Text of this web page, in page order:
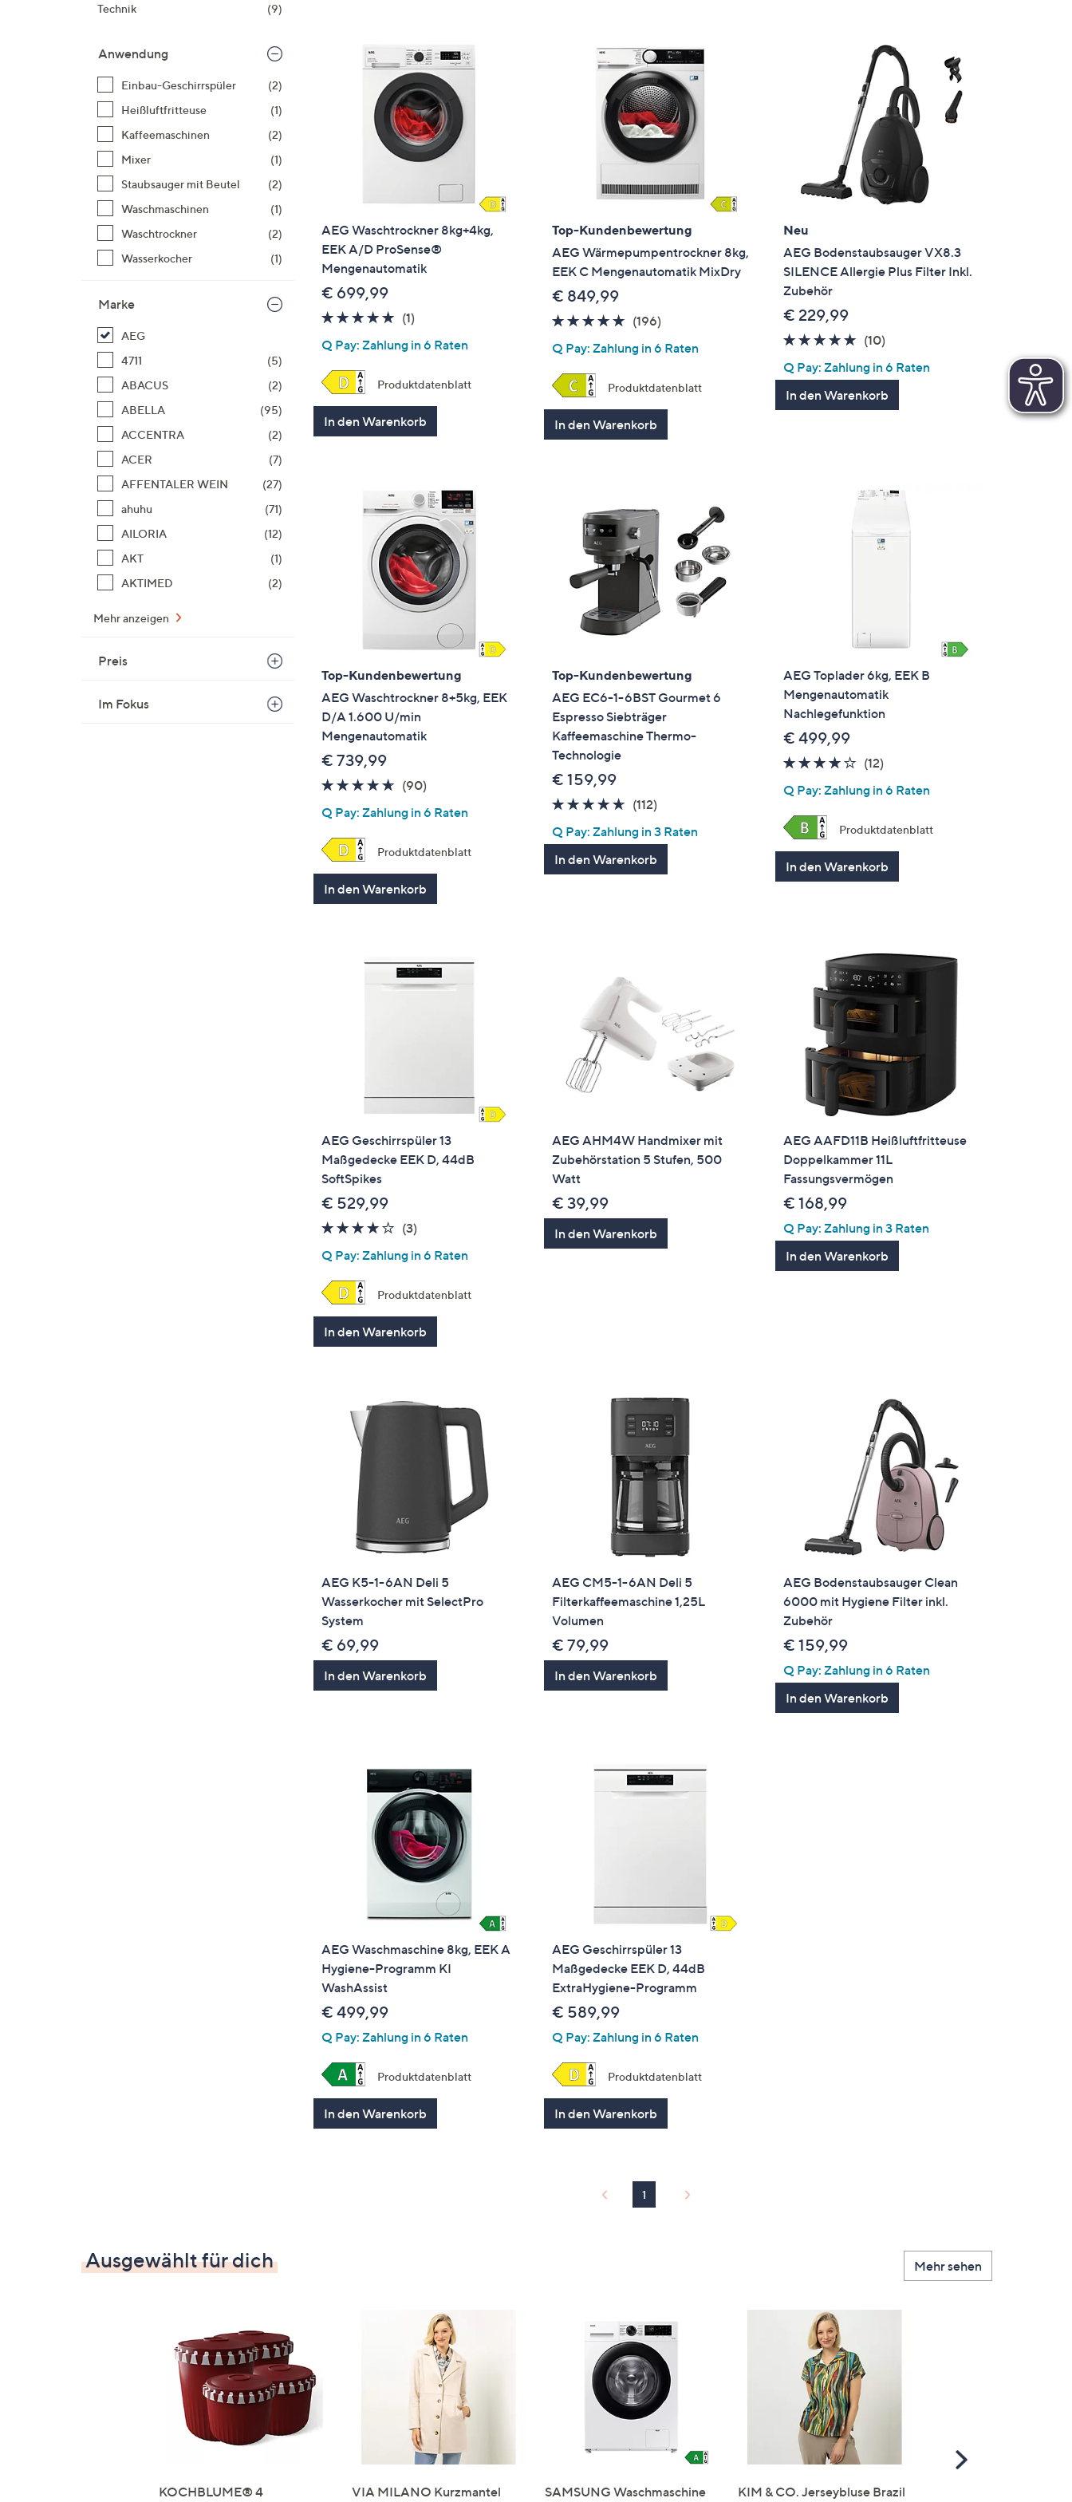
Touch-
Geräten
rechts,
Technik
(9)
Anwendung
Einbau-Geschirrspüler
(2)
Heißluftfritteuse
(1)
Kaffeemaschinen
(2)
Mixer
(1)
Staubsauger mit Beutel
(2)
Waschmaschinen
(1)
Waschtrockner
(2)
Wasserkocher
(1)
Marke
AEG
4711
(5)
ABACUS
(2)
ABELLA
(95)
ACCENTRA
(2)
ACER
(7)
AFFENTALER WEIN
(27)
ahuhu
(71)
AILORIA
(12)
AKT
(1)
AKTIMED
(2)
Mehr anzeigen
Preis
Im Fokus
AEG Waschtrockner 8kg+4kg,
EEK A/D ProSense®
Mengenautomatik
€ 699,99
5.0
5
(1)1
Q Pay: Zahlung in 6 Raten
Produktdatenblatt
In den Warenkorb
Top-Kundenbewertung
AEG Wärmepumpentrockner 8kg,
EEK C Mengenautomatik MixDry
€ 849,99
4.8
5
(196)
Q Pay: Zahlung in 6 Raten
Produktdatenblatt
In den Warenkorb
Neu
AEG Bodenstaubsauger VX8.3
SILENCE Allergie Plus Filter Inkl.
Zubehör
€ 229,99
4.7
5
(10)
Q Pay: Zahlung in 6 Raten
In den Warenkorb
Top-Kundenbewertung
AEG Waschtrockner 8+5kg, EEK
D/A 1.600 U/min
Mengenautomatik
€ 739,99
4.6
5
(90)90
Q Pay: Zahlung in 6 Raten
Produktdatenblatt
In den Warenkorb
Top-Kundenbewertung
AEG EC6-1-6BST Gourmet 6
Espresso Siebträger
Kaffeemaschine Thermo-
Technologie
€ 159,99
4.6
5
(112)
Q Pay: Zahlung in 3 Raten
In den Warenkorb
AEG Toplader 6kg, EEK B
Mengenautomatik
Nachlegefunktion
€ 499,99
4.0
5
(12)
Q Pay: Zahlung in 6 Raten
Produktdatenblatt
In den Warenkorb
AEG Geschirrspüler 13
Maßgedecke EEK D, 44dB
SoftSpikes
€ 529,99
3.7
5
(3)3
Q Pay: Zahlung in 6 Raten
Produktdatenblatt
In den Warenkorb
AEG AHM4W Handmixer mit
Zubehörstation 5 Stufen, 500
Watt
€ 39,99
In den Warenkorb
AEG AAFD11B Heißluftfritteuse
Doppelkammer 11L
Fassungsvermögen
€ 168,99
Q Pay: Zahlung in 3 Raten
In den Warenkorb
AEG K5-1-6AN Deli 5
Wasserkocher mit SelectPro
System
€ 69,99
In den Warenkorb
AEG CM5-1-6AN Deli 5
Filterkaffeemaschine 1,25L
Volumen
€ 79,99
In den Warenkorb
AEG Bodenstaubsauger Clean
6000 mit Hygiene Filter inkl.
Zubehör
€ 159,99
Q Pay: Zahlung in 6 Raten
In den Warenkorb
AEG Waschmaschine 8kg, EEK A
Hygiene-Programm KI
WashAssist
€ 499,99
Q Pay: Zahlung in 6 Raten
Produktdatenblatt
In den Warenkorb
AEG Geschirrspüler 13
Maßgedecke EEK D, 44dB
ExtraHygiene-Programm
€ 589,99
Q Pay: Zahlung in 6 Raten
Produktdatenblatt
In den Warenkorb
1
Ausgewählt für dich Mehr sehen
KOCHBLUME® 4 VIA MILANO Kurzmantel SAMSUNG Waschmaschine KIM & CO. Jerseybluse Brazil
Scroll